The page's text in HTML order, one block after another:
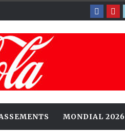
MONDIAL 2026